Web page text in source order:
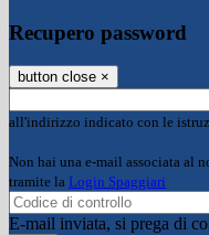
Recupero password
button close ×
all'indirizzo indicato con le
Non hai una e-mail associata al
tramite la Login Spaggiari
E-mail inviata, si prega di